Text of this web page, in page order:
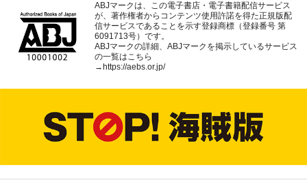
ABJマークは、この電子書店・電子書籍配信サービス
が、著作権者からコンテンツ使用許諾を得た正規版配
信サービスであることを示す登録商標（登録番号 第
6091713号）です。
ABJマークの詳細、ABJマークを掲示しているサービス
の一覧はこちら
→ https://aebs.or.jp/